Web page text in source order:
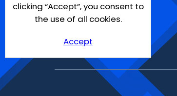
clicking “Accept”, you consent to
the use of all cookies.
Accept